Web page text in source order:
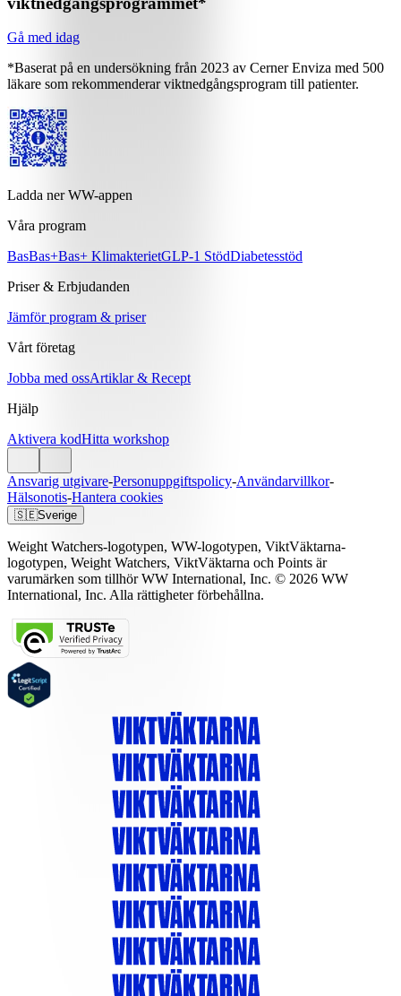
Gå med idag
*Baserat på en undersökning från 2023 av Cerner Enviza med 500
läkare som rekommenderar viktnedgångsprogram till patienter.
Ladda ner WW-appen
Våra program
BasBas+Bas+ KlimakterietGLP-1 StödDiabetesstöd
Priser & Erbjudanden
Jämför program & priser
Vårt företag
Jobba med ossArtiklar & Recept
Hjälp
Aktivera kodHitta workshop
Ansvarig utgivare-Personuppgiftspolicy-Användarvillkor-
Hälsonotis-Hantera cookies
🇸🇪Sverige
Weight Watchers-logotypen, WW-logotypen, ViktVäktarna-
logotypen, Weight Watchers, ViktVäktarna och Points är
varumärken som tillhör WW International, Inc. © 2026 WW
International, Inc. Alla rättigheter förbehållna.